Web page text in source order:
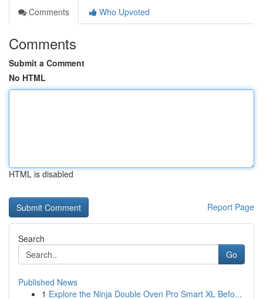
Comments
Who Upvoted
Comments
Submit a Comment
No HTML
HTML is disabled
Report Page
Search
Go
Published News
1 Explore the Ninja Double Oven Pro Smart XL Befo...